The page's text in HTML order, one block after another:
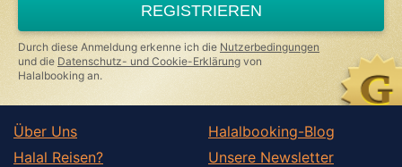
ignore
this
field
REGISTRIEREN
Durch diese Anmeldung erkenne ich die Nutzerbedingungen
und die Datenschutz- und Cookie-Erklärung von
Halalbooking an.
Über Uns
Halal Reisen?
Halalbooking-Blog
Unsere Newsletter